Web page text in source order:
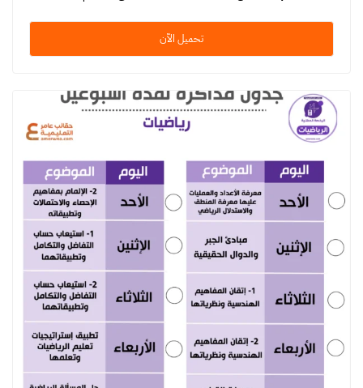
تحميل الآن